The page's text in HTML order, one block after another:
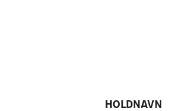
HOLDNAVN